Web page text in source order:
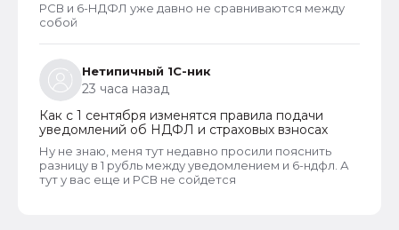
РСВ и 6-НДФЛ уже давно не сравниваются между
собой
Нетипичный 1С-ник
23 часа назад
Как с 1 сентября изменятся правила подачи
уведомлений об НДФЛ и страховых взносах
Ну не знаю, меня тут недавно просили пояснить
разницу в 1 рубль между уведомлением и 6-ндфл. А
тут у вас еще и РСВ не сойдется